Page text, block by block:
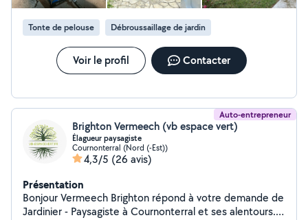
Tonte de pelouse Débroussaillage de jardin
Voir le profil Contacter
Auto-entrepreneur
Brighton Vermeech (vb espace vert)
Élagueur paysagiste
Cournonterral (Nord (-Est))
4,3/5 (26 avis)
Présentation
Bonjour Vermeech Brighton répond à votre demande de
Jardinier - Paysagiste à Cournonterral et ses alentours. A